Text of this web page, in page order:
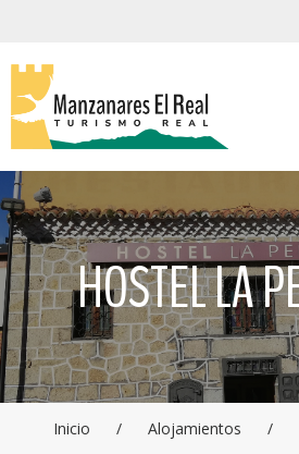
HOSTEL LA
Inicio / Alojamientos /